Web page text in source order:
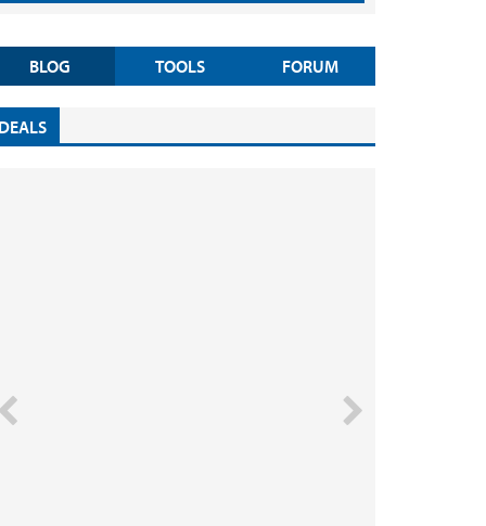
BLOG TOOLS FORUM
DEALS